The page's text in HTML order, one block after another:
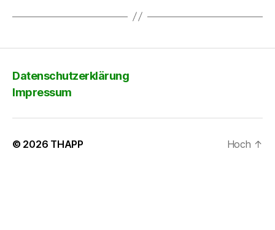
Datenschutzerklärung
Impressum
© 2026 THAPP Hoch ↑